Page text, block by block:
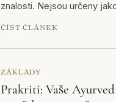
znalosti. Nejsou určeny
ČÍST ČLÁNEK
ZÁKLADY
Prakriti: Vaše